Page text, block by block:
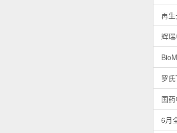
再
辉
罗
国
6月